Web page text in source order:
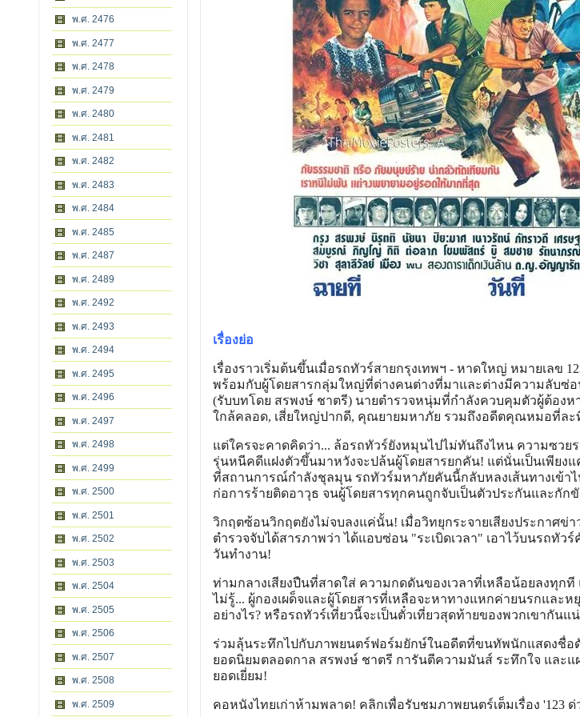
พ.ศ. 2476
พ.ศ. 2477
พ.ศ. 2478
พ.ศ. 2479
พ.ศ. 2480
พ.ศ. 2481
พ.ศ. 2482
พ.ศ. 2483
พ.ศ. 2484
พ.ศ. 2485
พ.ศ. 2487
พ.ศ. 2489
พ.ศ. 2492
พ.ศ. 2493
พ.ศ. 2494
พ.ศ. 2495
พ.ศ. 2496
พ.ศ. 2497
พ.ศ. 2498
พ.ศ. 2499
พ.ศ. 2500
พ.ศ. 2501
พ.ศ. 2502
พ.ศ. 2503
พ.ศ. 2504
พ.ศ. 2505
พ.ศ. 2506
พ.ศ. 2507
พ.ศ. 2508
พ.ศ. 2509
เรื่องย่อ
เรื่องราวเริ่มต้นขึ้นเมื่อรถทัวร์สายกรุงเทพฯ - หาดใหญ่ หมายเลข
พร้อมกับผู้โดยสารกลุ่มใหญ่ที่ต่างคนต่างที่มาและต่างมีความลับซ่อ
(รับบทโดย สรพงษ์ ชาตรี) นายตำรวจหนุ่มที่กำลังควบคุมตัวผู้ต้อ
ใกล้คลอด, เสี่ยใหญ่ปากดี, คุณยายมหาภัย รวมถึงอดีตคุณหมอที่ล
แต่ใครจะคาดคิดว่า... ล้อรถทัวร์ยังหมุนไปไม่ทันถึงไหน ความซวย
รุ่นหนีคดีแฝงตัวขึ้นมาหวังจะปล้นผู้โดยสารยกคัน! แต่นั่นเป็นเพียง
ที่สถานการณ์กำลังชุลมุน รถทัวร์มหาภัยคันนี้กลับหลงเส้นทางเข้า
ก่อการร้ายติดอาวุธ จนผู้โดยสารทุกคนถูกจับเป็นตัวประกันและกัก
วิกฤตซ้อนวิกฤตยังไม่จบลงแค่นั้น! เมื่อวิทยุกระจายเสียงประกาศข่
ตำรวจจับได้สารภาพว่า ได้แอบซ่อน "ระเบิดเวลา" เอาไว้บนรถทั
วันทำงาน!
ท่ามกลางเสียงปืนที่สาดใส่ ความกดดันของเวลาที่เหลือน้อยลงทุกที
ไม่รู้... ผู้กองเผด็จและผู้โดยสารที่เหลือจะหาทางแหกค่ายนรกและห
อย่างไร? หรือรถทัวร์เที่ยวนี้จะเป็นตั๋วเที่ยวสุดท้ายของพวกเขากันแน่
ร่วมลุ้นระทึกไปกับภาพยนตร์ฟอร์มยักษ์ในอดีตที่ขนทัพนักแสดงชื่อ
ยอดนิยมตลอดกาล สรพงษ์ ชาตรี การันตีความมันส์ ระทึกใจ และแ
ยอดเยี่ยม!
คอหนังไทยเก่าห้ามพลาด! คลิกเพื่อรับชมภาพยนตร์เต็มเรื่อง '123 ด่